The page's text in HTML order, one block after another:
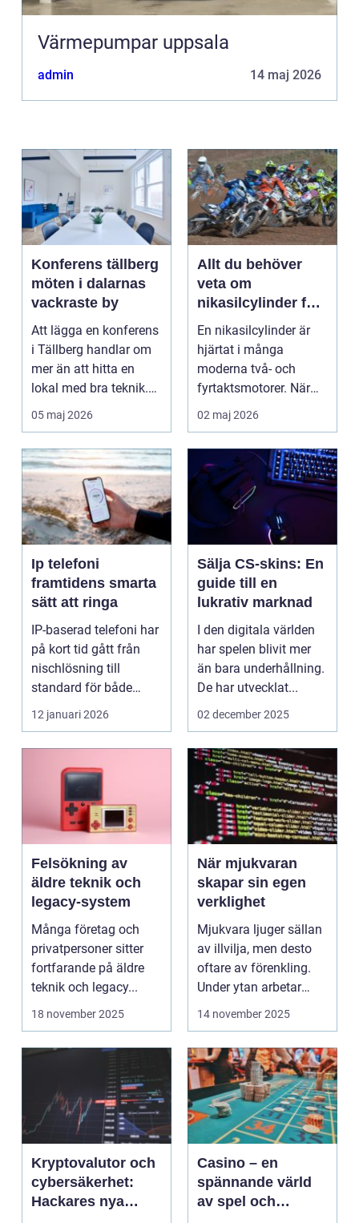
Värmepumpar uppsala
admin 14 maj 2026
Konferens tällberg
möten i dalarnas
vackraste by
Att lägga en konferens
i Tällberg handlar om
mer än att hitta en
lokal med bra teknik.
Den lilla byn...
05 maj 2026
Allt du behöver
veta om
nikasilcylinder för
motorcykel och
snöskoter
En nikasilcylinder är
hjärtat i många
moderna två- och
fyrtaktsmotorer. När
den fungerar som den
02 maj 2026
Ip telefoni
framtidens smarta
sätt att ringa
IP-baserad telefoni har
på kort tid gått från
nischlösning till
standard för både
företag och privat...
12 januari 2026
Sälja CS-skins: En
guide till en
lukrativ marknad
I den digitala världen
har spelen blivit mer
än bara underhållning.
De har utvecklat...
02 december 2025
Felsökning av
äldre teknik och
legacy-system
Många företag och
privatpersoner sitter
fortfarande på äldre
teknik och legacy...
18 november 2025
När mjukvaran
skapar sin egen
verklighet
Mjukvara ljuger sällan
av illvilja, men desto
oftare av förenkling.
Under ytan arbetar
pro...
14 november 2025
Kryptovalutor och
cybersäkerhet:
Hackares nya
Casino – en
spännande värld
av spel och